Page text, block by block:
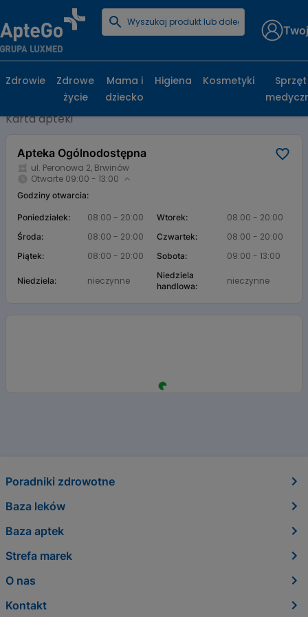
Strona główna
Apteka Ogólnodostępna, ul. Peronowa 2,
Karta apteki
Apteka Ogólnodostępna
ul. Peronowa 2, Brwinów
Otwarte 09:00 - 13:00
Godziny otwarcia:
Poniedziałek: 08:00 - 20:00 Wtorek: 08:00 - 20:00
Środa: 08:00 - 20:00 Czwartek: 08:00 - 20:00
Piątek: 08:00 - 20:00 Sobota: 09:00 - 13:00
Niedziela: nieczynne
Niedziela
handlowa:
nieczynne
Zdrowie
Zdrowe
życie
Mama i
dziecko
Higiena Kosmetyki
Sprzęt
Poradniki zdrowotne
Baza leków
Baza aptek
Strefa marek
O nas
Kontakt